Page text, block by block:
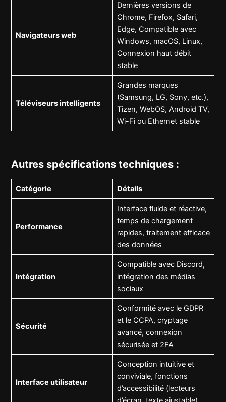
Navigateurs web
Dernières versions de
Chrome, Firefox, Safari,
Edge, Compatible avec
Windows, macOS, Linux,
Connexion haut débit
stable
Téléviseurs intelligents
Grandes marques
(Samsung, LG, Sony, etc.),
Tizen, WebOS, Android TV,
Wi-Fi ou Ethernet stable
Autres spécifications techniques :
Catégorie Détails
Performance
Interface fluide et réactive,
temps de chargement
rapides, traitement efficace
des données
Intégration
Compatible avec Discord,
intégration des médias
sociaux
Sécurité
Conformité avec le GDPR
et le CCPA, cryptage
avancé, connexion
sécurisée et 2FA
Interface utilisateur
Conception intuitive et
conviviale, fonctions
d’accessibilité (lecteurs